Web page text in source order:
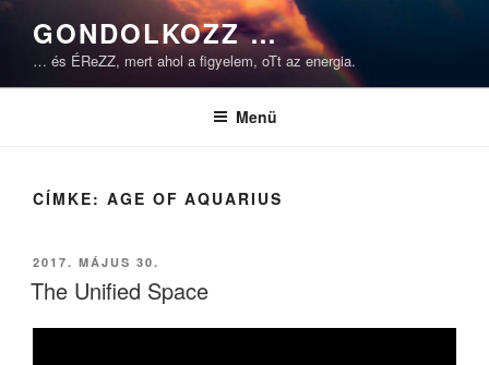
Tartalomhoz
GONDOLKOZZ …
… és ÉReZZ, mert ahol a figyelem, oTt az energia.
Menü
CÍMKE: AGE OF AQUARIUS
BEKÜLDVE:
2017. MÁJUS 30.
The Unified Space